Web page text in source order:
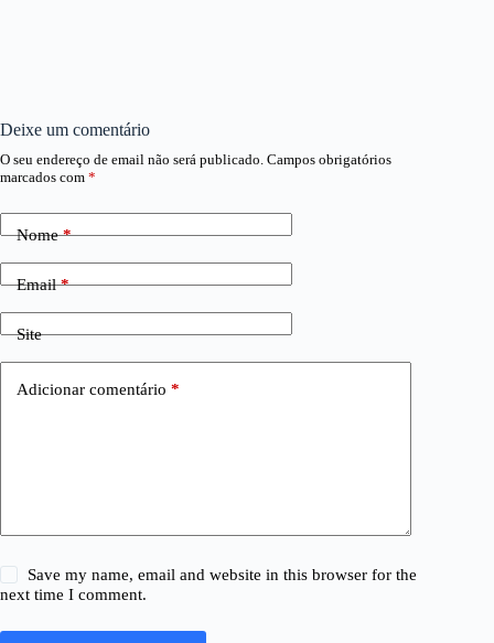
Deixe um comentário
O seu endereço de email não será publicado. Campos obrigatórios
marcados com *
Nome*
Email*
Site
Adicionar comentário *
Save my name, email and website in this browser for the
next time I comment.